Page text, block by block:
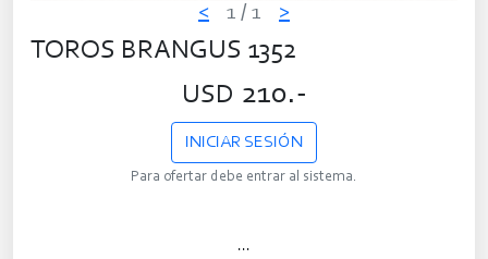
< 1 / 1 >
TOROS BRANGUS 1352
USD 210.-
INICIAR SESIÓN
Para ofertar debe entrar al sistema.
...